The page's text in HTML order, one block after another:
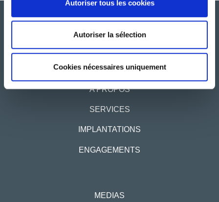
Autoriser tous les cookies
Autoriser la sélection
Cookies nécessaires uniquement
A PROPOS
SERVICES
IMPLANTATIONS
ENGAGEMENTS
MEDIAS